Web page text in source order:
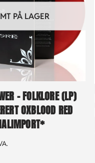
PÅ LAGER
– FOLKLORE (LP)
OXBLOOD RED